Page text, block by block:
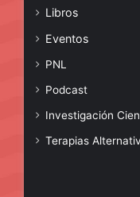
Libros
Eventos
PNL
Podcast
Investigación
Terapias